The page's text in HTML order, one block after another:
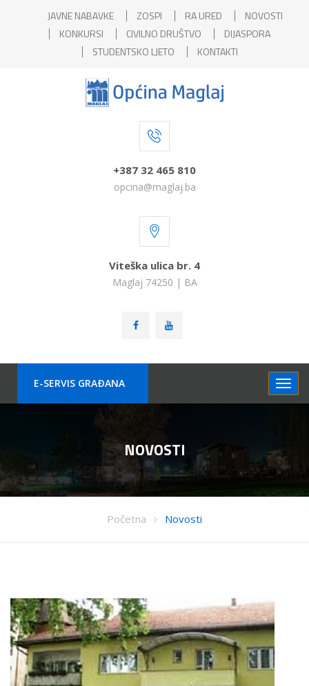
JAVNE NABAVKE ZOSPI RA URED
NOVOSTI
KONKURSI
CIVILNO DRUŠTVO
DIJASPORA
STUDENTSKO LJETO
KONTAKTI
+387 32 465 810
opcina@maglaj.ba
Viteška ulica br. 4
Maglaj 74250 | BA
E-SERVIS GRAÐANA
NOVOSTI
Početna Novosti